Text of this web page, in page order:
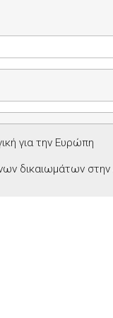
για την Ευρώπη
δικαιωμάτων στην